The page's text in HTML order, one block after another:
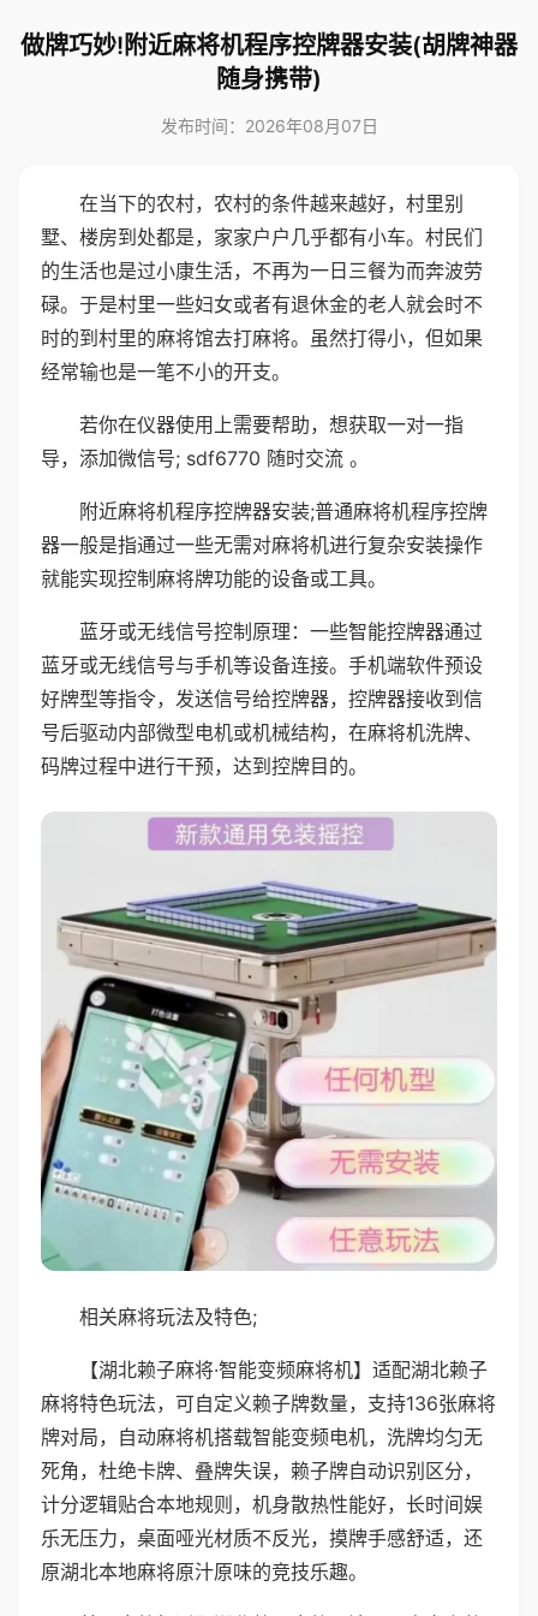
做牌巧妙!附近麻将机程序控牌器安装(胡牌神器
随身携带)
发布时间：2026年08月07日
在当下的农村，农村的条件越来越好，村里别
墅、楼房到处都是，家家户户几乎都有小车。村民们
的生活也是过小康生活，不再为一日三餐为而奔波劳
碌。于是村里一些妇女或者有退休金的老人就会时不
时的到村里的麻将馆去打麻将。虽然打得小，但如果
经常输也是一笔不小的开支。
若你在仪器使用上需要帮助，想获取一对一指
导，添加微信号; sdf6770 随时交流 。
附近麻将机程序控牌器安装;普通麻将机程序控牌
器一般是指通过一些无需对麻将机进行复杂安装操作
就能实现控制麻将牌功能的设备或工具。
蓝牙或无线信号控制原理：一些智能控牌器通过
蓝牙或无线信号与手机等设备连接。手机端软件预设
好牌型等指令，发送信号给控牌器，控牌器接收到信
号后驱动内部微型电机或机械结构，在麻将机洗牌、
码牌过程中进行干预，达到控牌目的。
相关麻将玩法及特色;
【湖北赖子麻将·智能变频麻将机】适配湖北赖子
麻将特色玩法，可自定义赖子牌数量，支持136张麻将
牌对局，自动麻将机搭载智能变频电机，洗牌均匀无
死角，杜绝卡牌、叠牌失误，赖子牌自动识别区分，
计分逻辑贴合本地规则，机身散热性能好，长时间娱
乐无压力，桌面哑光材质不反光，摸牌手感舒适，还
原湖北本地麻将原汁原味的竞技乐趣。